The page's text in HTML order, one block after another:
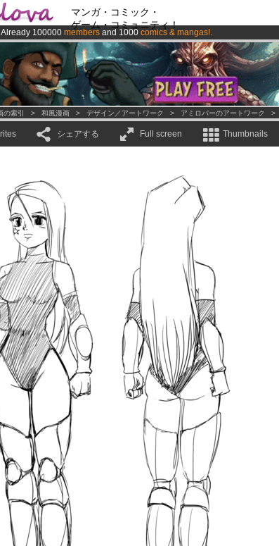
マンガ・コミック・
ゲーム・コミュニティ！
Already 100000 members and 1000 comics & mangas!.
AmilovaKickstarter is now LIVE!.
Premium membership from3.95 euros per month !Get membership now
の索引 > 和風漫画 > デザイン／アートワーク > アミロバーのアートワーク >
シェアする Full screen Thumbnails